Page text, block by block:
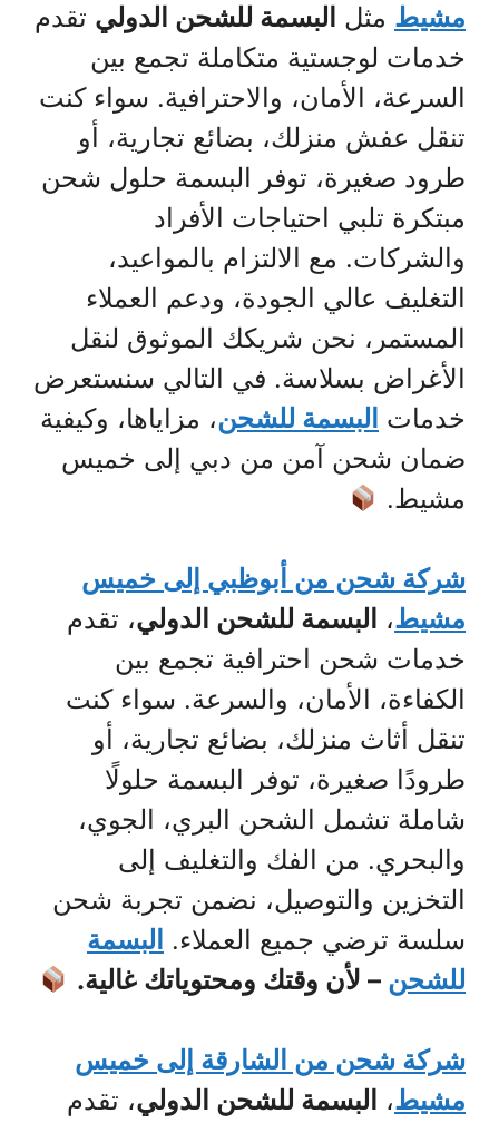
مشيط مثل البسمة للشحن الدولي تقدم
خدمات لوجستية متكاملة تجمع بين
السرعة، الأمان، والاحترافية. سواء كنت
تنقل عفش منزلك، بضائع تجارية، أو
طرود صغيرة، توفر البسمة حلول شحن
مبتكرة تلبي احتياجات الأفراد
والشركات. مع الالتزام بالمواعيد،
التغليف عالي الجودة، ودعم العملاء
المستمر، نحن شريكك الموثوق لنقل
الأغراض بسلاسة. في التالي سنستعرض
خدمات البسمة للشحن، مزاياها، وكيفية
ضمان شحن آمن من دبي إلى خميس
مشيط.
شركة شحن من أبوظبي إلى خميس
مشيط، البسمة للشحن الدولي، تقدم
خدمات شحن احترافية تجمع بين
الكفاءة، الأمان، والسرعة. سواء كنت
تنقل أثاث منزلك، بضائع تجارية، أو
طرودًا صغيرة، توفر البسمة حلولًا
شاملة تشمل الشحن البري، الجوي،
والبحري. من الفك والتغليف إلى
التخزين والتوصيل، نضمن تجربة شحن
سلسة ترضي جميع العملاء. البسمة
للشحن – لأن وقتك ومحتوياتك غالية.
شركة شحن من الشارقة إلى خميس
مشيط، البسمة للشحن الدولي، تقدم